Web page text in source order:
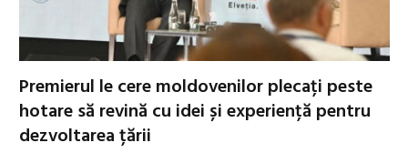
Premierul le cere moldovenilor plecați peste
hotare să revină cu idei și experiență pentru
dezvoltarea țării